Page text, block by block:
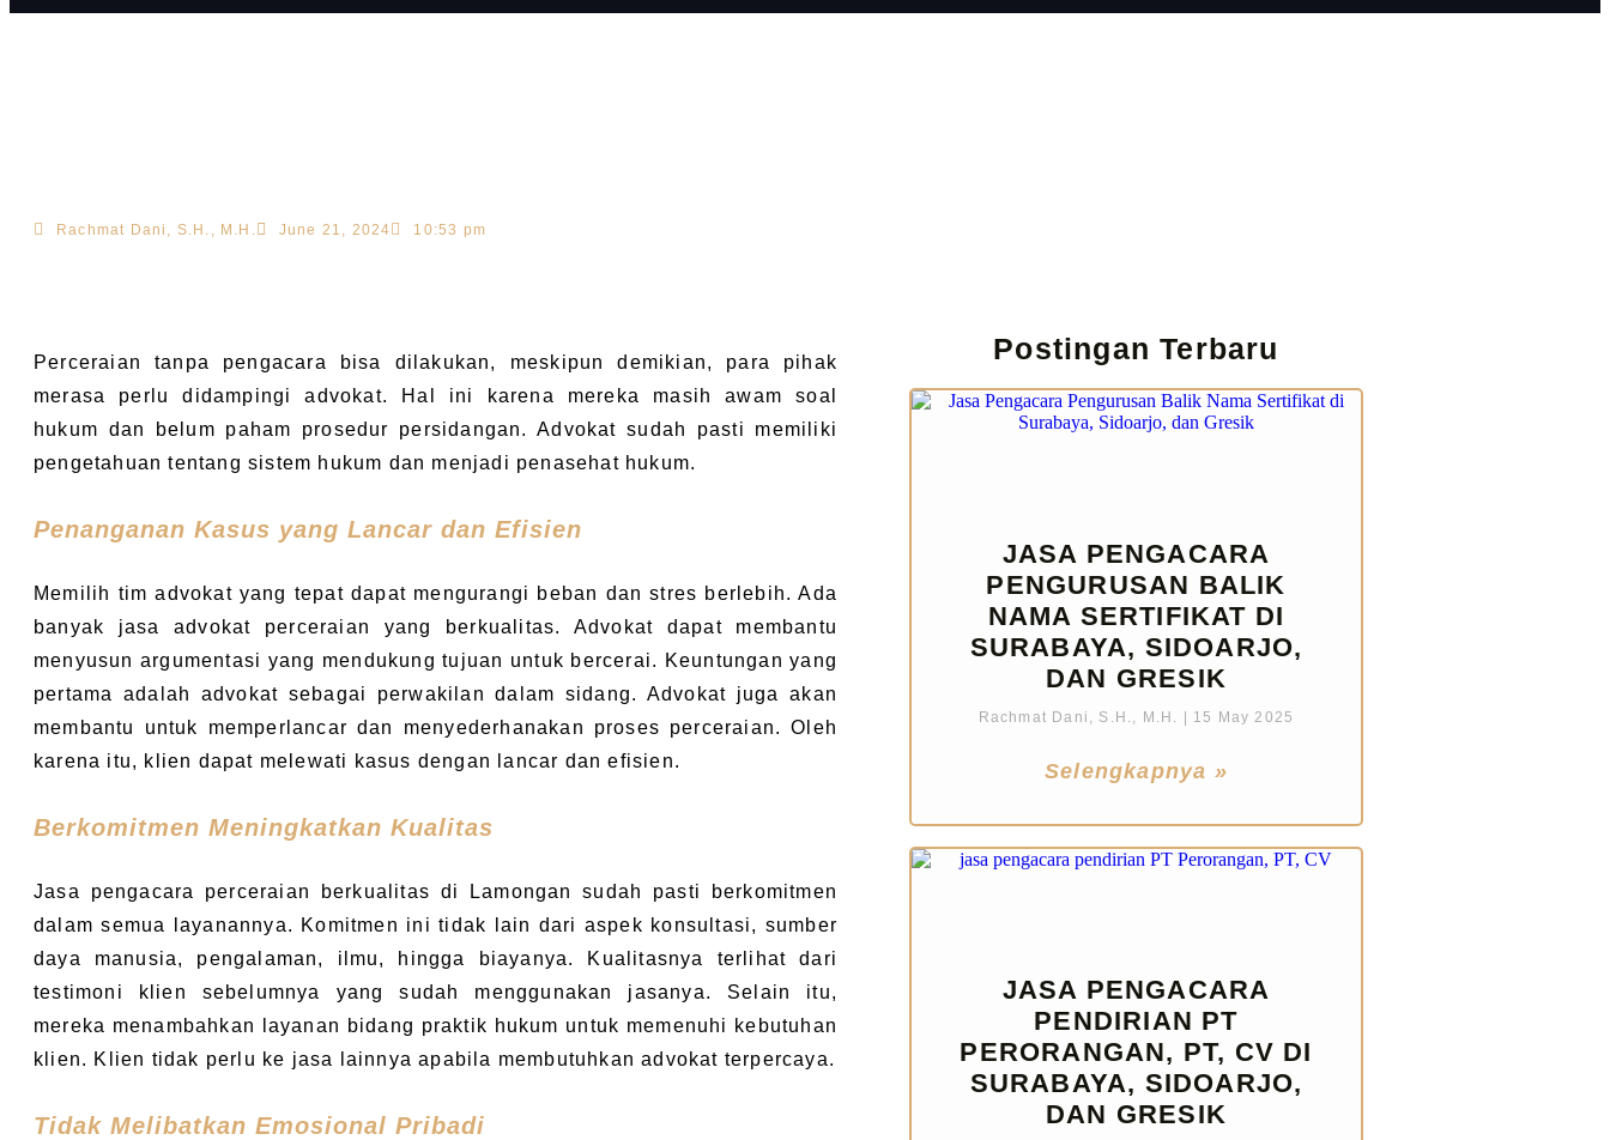
Rachmat Dani, S.H., M.H. June 21, 2024 10:53 pm
Perceraian tanpa pengacara bisa dilakukan, meskipun demikian, para pihak
merasa perlu didampingi advokat. Hal ini karena mereka masih awam soal
hukum dan belum paham prosedur persidangan. Advokat sudah pasti memiliki
pengetahuan tentang sistem hukum dan menjadi penasehat hukum.
Penanganan Kasus yang Lancar dan Efisien
Memilih tim advokat yang tepat dapat mengurangi beban dan stres berlebih. Ada
banyak jasa advokat perceraian yang berkualitas. Advokat dapat membantu
menyusun argumentasi yang mendukung tujuan untuk bercerai. Keuntungan yang
pertama adalah advokat sebagai perwakilan dalam sidang. Advokat juga akan
membantu untuk memperlancar dan menyederhanakan proses perceraian. Oleh
karena itu, klien dapat melewati kasus dengan lancar dan efisien.
Berkomitmen Meningkatkan Kualitas
Jasa pengacara perceraian berkualitas di Lamongan sudah pasti berkomitmen
dalam semua layanannya. Komitmen ini tidak lain dari aspek konsultasi, sumber
daya manusia, pengalaman, ilmu, hingga biayanya. Kualitasnya terlihat dari
testimoni klien sebelumnya yang sudah menggunakan jasanya. Selain itu,
mereka menambahkan layanan bidang praktik hukum untuk memenuhi kebutuhan
klien. Klien tidak perlu ke jasa lainnya apabila membutuhkan advokat terpercaya.
Tidak Melibatkan Emosional Pribadi
Postingan Terbaru
JASA PENGACARA
PENGURUSAN BALIK
NAMA SERTIFIKAT DI
SURABAYA, SIDOARJO,
DAN GRESIK
Rachmat Dani, S.H., M.H. 15 May 2025
Selengkapnya »
JASA PENGACARA
PENDIRIAN PT
PERORANGAN, PT, CV DI
SURABAYA, SIDOARJO,
DAN GRESIK